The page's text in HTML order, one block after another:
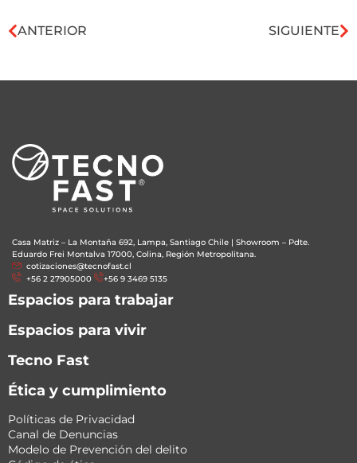
ANTERIOR SIGUIENTE
Casa Matriz – La Montaña 692, Lampa, Santiago Chile | Showroom – Pdte.
Eduardo Frei Montalva 17000, Colina, Región Metropolitana.
cotizaciones@tecnofast.cl
+56 2 27905000
+56 9 3469 5135
Espacios para trabajar
Espacios para vivir
Tecno Fast
Ética y cumplimiento
Políticas de Privacidad
Canal de Denuncias
Modelo de Prevención del delito